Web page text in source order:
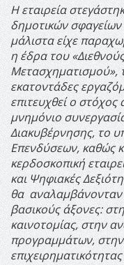
Η εταιρεία
δημοτικών
μάλιστα είχε
η έδρα του
Μετασχηματισμού»,
εκατοντάδες
επιτευχθεί ο
μνημόνιο
Διακυβέρνησης, το
Επενδύσεων, καθώς
κερδοσκοπική
και Ψηφιακές
θα αναλαμβάνονταν
βασικούς άξονες:
καινοτομίας, στην
προγραμμάτων,